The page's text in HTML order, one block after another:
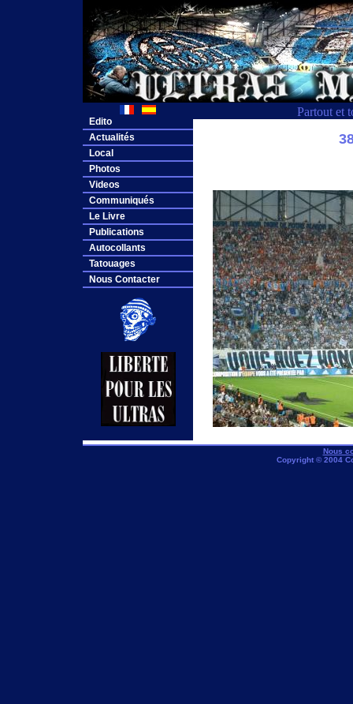
Partout et
Edito
Actualités
Local
Photos
Videos
Communiqués
Le Livre
Publications
Autocollants
Tatouages
Nous Contacter
Nous
Copyright © 2004